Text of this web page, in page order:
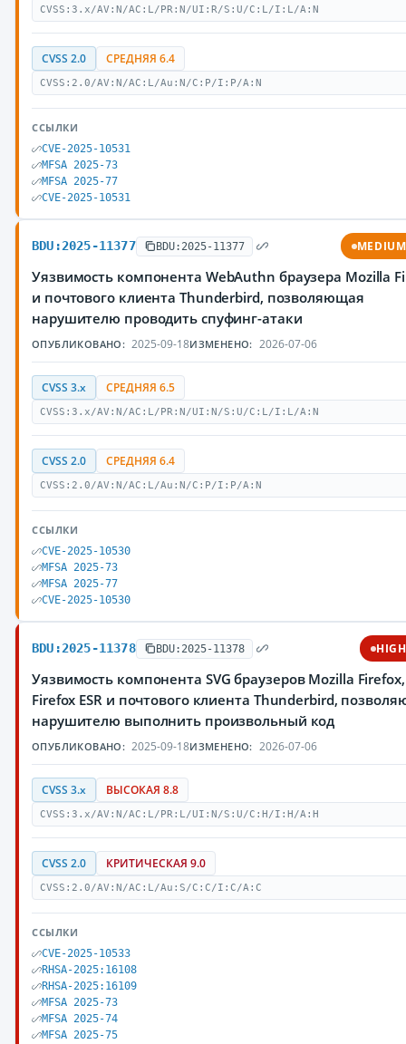
CVSS:3.x/AV:N/AC:L/PR:N/UI:R/S:U/C:L/I:L/A:N
CVSS 2.0 СРЕДНЯЯ 6.4
CVSS:2.0/AV:N/AC:L/Au:N/C:P/I:P/A:N
ССЫЛКИ
CVE-2025-10531
MFSA 2025-73
MFSA 2025-77
CVE-2025-10531
BDU:2025-11377 BDU:2025-11377 MEDIUM
Уязвимость компонента WebAuthn браузера Mozilla
и почтового клиента Thunderbird, позволяющая
нарушителю проводить спуфинг-атаки
ОПУБЛИКОВАНО: 2025-09-18ИЗМЕНЕНО: 2026-07-06
CVSS 3.x СРЕДНЯЯ 6.5
CVSS:3.x/AV:N/AC:L/PR:N/UI:N/S:U/C:L/I:L/A:N
CVSS 2.0 СРЕДНЯЯ 6.4
CVSS:2.0/AV:N/AC:L/Au:N/C:P/I:P/A:N
ССЫЛКИ
CVE-2025-10530
MFSA 2025-73
MFSA 2025-77
CVE-2025-10530
BDU:2025-11378 BDU:2025-11378 HIGH
Уязвимость компонента SVG браузеров Mozilla Firefox,
Firefox ESR и почтового клиента Thunderbird,
нарушителю выполнить произвольный код
ОПУБЛИКОВАНО: 2025-09-18ИЗМЕНЕНО: 2026-07-06
CVSS 3.x ВЫСОКАЯ 8.8
CVSS:3.x/AV:N/AC:L/PR:L/UI:N/S:U/C:H/I:H/A:H
CVSS 2.0 КРИТИЧЕСКАЯ 9.0
CVSS:2.0/AV:N/AC:L/Au:S/C:C/I:C/A:C
ССЫЛКИ
CVE-2025-10533
RHSA-2025:16108
RHSA-2025:16109
MFSA 2025-73
MFSA 2025-74
MFSA 2025-75